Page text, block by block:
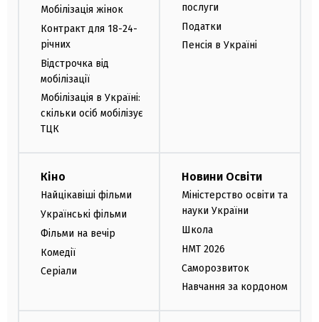
Мобілізація жінок
Контракт для 18-24-
річних
Відстрочка від
мобілізації
Мобілізація в Україні:
скільки осіб мобілізує
ТЦК
послуги
Податки
Пенсія в Україні
Кіно
Найцікавіші фільми
Українські фільми
Фільми на вечір
Комедії
Серіали
Новини Освіти
Міністерство освіти та
науки України
Школа
НМТ 2026
Саморозвиток
Навчання за кордоном